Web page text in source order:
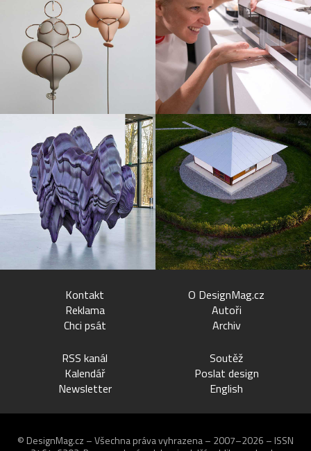
Kontakt
Reklama
Chci psát
O DesignMag.cz
Autoři
Archiv
RSS kanál
Kalendář
Newsletter
Soutěž
Poslat design
English
© DesignMag.cz – Všechna práva vyhrazena – 2007–2026 – ISSN